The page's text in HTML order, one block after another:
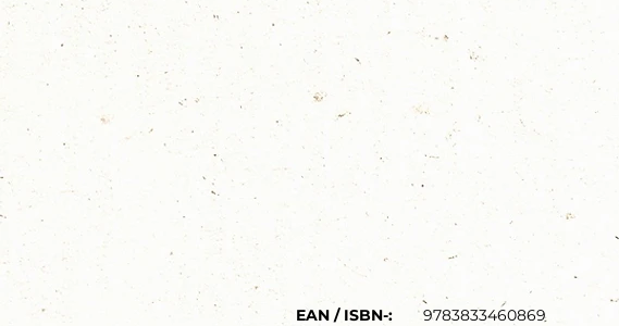
EAN / ISBN-:
9783833460869